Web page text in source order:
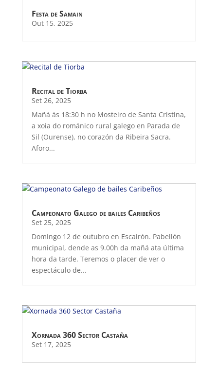
Festa de Samain
Out 15, 2025
Recital de Tiorba
Set 26, 2025
Mañá ás 18:30 h no Mosteiro de Santa Cristina,
a xoia do románico rural galego en Parada de
Sil (Ourense), no corazón da Ribeira Sacra.
Aforo...
Campeonato Galego de bailes Caribeños
Set 25, 2025
Domingo 12 de outubro en Escairón. Pabellón
municipal, dende as 9.00h da mañá ata última
hora da tarde. Teremos o placer de ver o
espectáculo de...
Xornada 360 Sector Castaña
Set 17, 2025